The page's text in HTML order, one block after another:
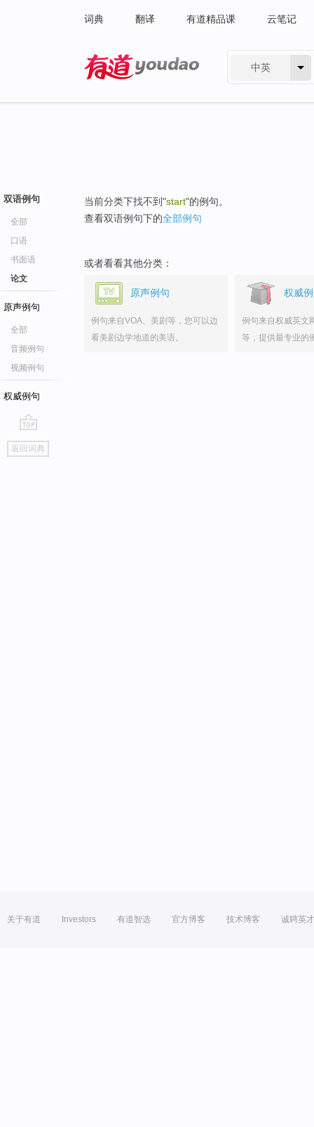
词典 翻译 有道精品课 云笔记
中英
双语例句
全部
口语
书面语
论文
原声例句
全部
音频例句
视频例句
权威例句
go
top
返回词典
当前分类下找不到"start"的例句。
查看双语例句下的全部例句
或者看看其他分类：
原声例句
例句来自VOA、美剧等，您可以边
看美剧边学地道的美语。
权威
例句来自权威英文
等，提供最专业的
关于有道 Investors 有道智选 官方博客 技术博客 诚聘英才